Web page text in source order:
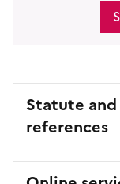
Statute
references